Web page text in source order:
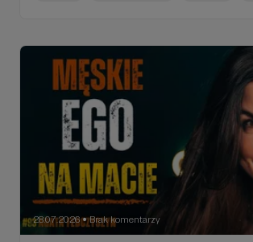
28.07.2026 ● Brak komentarzy